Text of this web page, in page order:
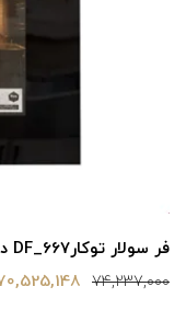
فر سولار توکارDF_667 داتیس
74,237,000
70,525,148